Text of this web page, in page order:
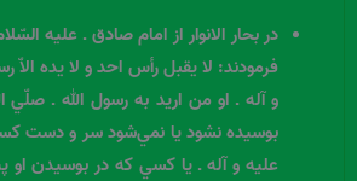
در بحار الانوار از امام صادق ـ عليه
فرمودند: لا يقبل رأس احد و لا يده الاّ
و آله ـ او من اريد به رسول الله ـ صلّي
بوسيده نشود يا نمي‌شود سر و دست
عليه و آله ـ يا كسي كه در بوسيدن او